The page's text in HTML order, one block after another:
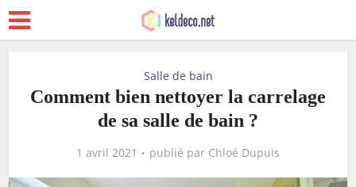
Salle de bain
Comment bien nettoyer la carrelage
de sa salle de bain ?
1 avril 2021 publié par Chloé Dupuis